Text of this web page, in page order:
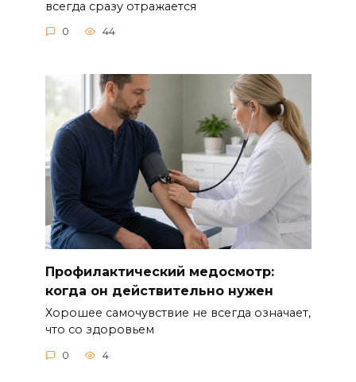
всегда сразу отражается
0 44
Профилактический медосмотр:
когда он действительно нужен
Хорошее самочувствие не всегда означает,
что со здоровьем
0 4